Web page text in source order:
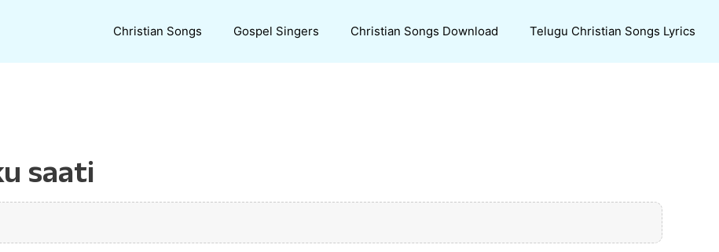
Christian Songs Gospel Singers Christian Songs Download Telugu Christian Songs Lyrics
saati